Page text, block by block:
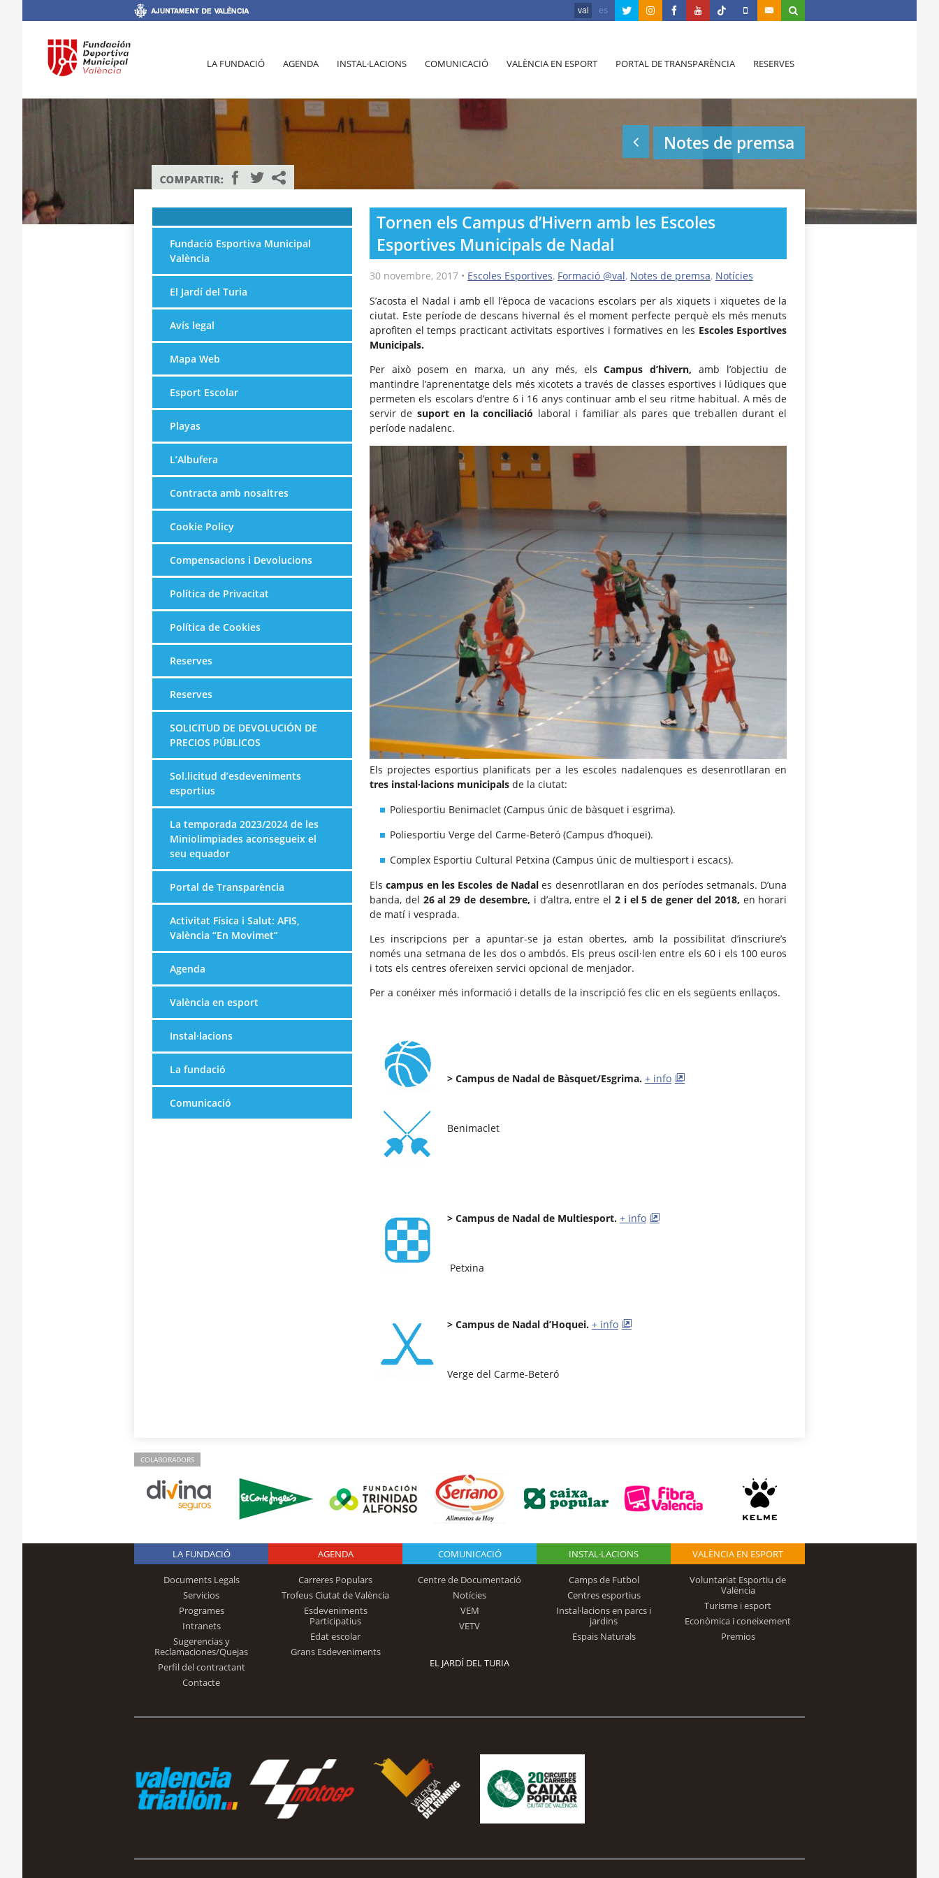
val es
LA FUNDACIÓ AGENDA INSTAL·LACIONS COMUNICACIÓ VALÈNCIA EN ESPORT PORTAL DE TRANSPARÈNCIA RESERVES
Notes de premsa
Tornen els Campus d’Hivern amb les Escoles
Esportives Municipals de Nadal
30 novembre, 2017• Escoles Esportives, Formació @val, Notes de premsa, Notícies
S’acosta el Nadal i amb ell l’època de vacacions escolars per als xiquets i xiquetes de la
ciutat. Este període de descans hivernal és el moment perfecte perquè els més menuts
aprofiten el temps practicant activitats esportives i formatives en les Escoles Esportives
Municipals.
Per això posem en marxa, un any més, elsCampus d’hivern, amb l’objectiu de
mantindre l’aprenentatge dels més xicotets a través de classes esportives i lúdiques que
permeten els escolars d’entre 6 i 16 anys continuar amb el seu ritme habitual. A més de
servir de suport en la conciliació laboral i familiar als pares que treballen durant el
període nadalenc.
Els projectes esportius planificats per a les escoles nadalenques es desenrotllaran en
tres instal·lacions municipalsde la ciutat:
Poliesportiu Benimaclet (Campus únic de bàsquet i esgrima).
Poliesportiu Verge del Carme-Beteró (Campus d’hoquei).
Complex Esportiu Cultural Petxina (Campus únic de multiesport i escacs).
Elscampus en les Escoles de Nadal es desenrotllaran en dos períodes setmanals. D’una
banda, del 26 al 29 de desembre, i d’altra, entre el 2 i el 5 de gener del 2018, en horari
de matí i vesprada.
Les inscripcions per a apuntar-se ja estan obertes, amb la possibilitat d’inscriure’s
només una setmana de les dos o ambdós. Els preus oscil·len entre els 60 i els 100 euros
i tots els centres ofereixen servici opcional de menjador.
Per a conéixer més informació i detalls de la inscripció fes clic en els següents enllaços.
> Campus de Nadal de Bàsquet/Esgrima. + info
Benimaclet
> Campus de Nadal de Multiesport. + info
Petxina
> Campus de Nadal d’Hoquei. + info
Verge del Carme-Beteró
Fundació Esportiva Municipal
València
El Jardí del Turia
Avís legal
Mapa Web
Esport Escolar
Playas
L’Albufera
Contracta amb nosaltres
Cookie Policy
Compensacions i Devolucions
Política de Privacitat
Política de Cookies
Reserves
Reserves
SOLICITUD DE DEVOLUCIÓN DE
PRECIOS PÚBLICOS
Sol.licitud d’esdeveniments
esportius
La temporada 2023/2024 de les
Miniolimpiades aconsegueix el
seu equador
Portal de Transparència
Activitat Física i Salut: AFIS,
València “En Movimet”
Agenda
València en esport
Instal·lacions
La fundació
Comunicació
COLABORADORS
Logo Fundación
Trinidad Alfonso
LA FUNDACIÓ
Documents Legals
Servicios
Programes
Intranets
Sugerencias y
Reclamaciones/Quejas
Perfil del contractant
Contacte
AGENDA
Carreres Populars
Trofeus Ciutat de València
Esdeveniments
Participatius
Edat escolar
Grans Esdeveniments
COMUNICACIÓ
Centre de Documentació
Notícies
VEM
VETV
INSTAL·LACIONS
Camps de Futbol
Centres esportius
Instal·lacions en parcs i
jardins
Espais Naturals
VALÈNCIA EN ESPORT
Voluntariat Esportiu de
València
Turisme i esport
Econòmica i coneixement
Premios
EL JARDÍ DEL TURIA